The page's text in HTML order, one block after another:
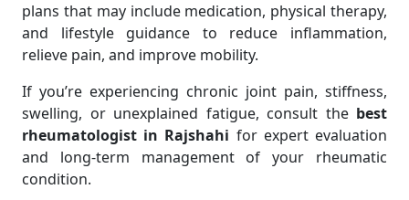
plans that may include medication, physical therapy,
and lifestyle guidance to reduce inflammation,
relieve pain, and improve mobility.
If you’re experiencing chronic joint pain, stiffness,
swelling, or unexplained fatigue, consult the best
rheumatologist in Rajshahi for expert evaluation
and long-term management of your rheumatic
condition.